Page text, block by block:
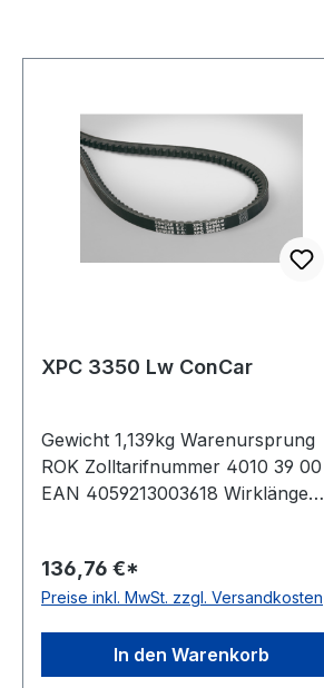
XPC 3350 Lw ConCar
Gewicht 1,139kg Warenursprung
ROK Zolltarifnummer 4010 39 00
EAN 4059213003618 Wirklänge
ConCar Ausführung flankenoffen,
formgezahnt antistatisch ja Norm
Zugstrang Polyester Breite 22mm
Höhe 18mm
136,76 €*
Preise inkl. MwSt. zzgl. Versandkosten
In den Warenkorb